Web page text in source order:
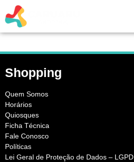
Shopping
Quem Somos
Horários
Quiosques
Ficha Técnica
Fale Conosco
Políticas
Lei Geral de Proteção de Dados – LGPD